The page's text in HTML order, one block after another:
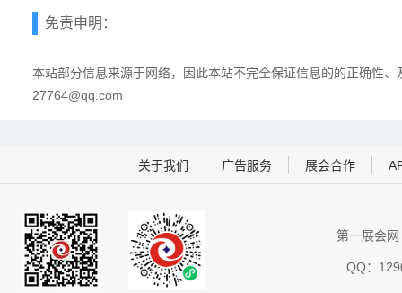
免责申明：
本站部分信息来源于网络，因此本站不完全保证信息的的正确性
27764@qq.com
关于我们 广告服务 展会合作
第一展会
QQ：